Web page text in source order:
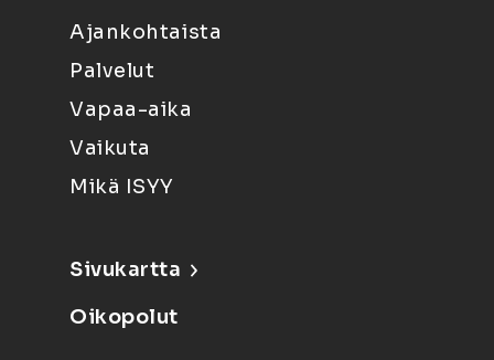
Ajankohtaista
Palvelut
Vapaa-aika
Vaikuta
Mikä ISYY
Sivukartta
Oikopolut